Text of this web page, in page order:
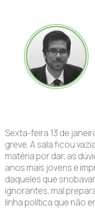
Sexta-feira 13 de
greve. A sala ficou
matéria por dar, as
anos mais jovens e
daqueles que
ignorantes, mal
linha política que não